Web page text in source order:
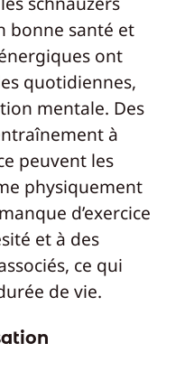
bonne santé et
ont
quotidiennes,
mentale. Des
à
peuvent les
physiquement
d’exercice
et à des
ce qui
de vie.